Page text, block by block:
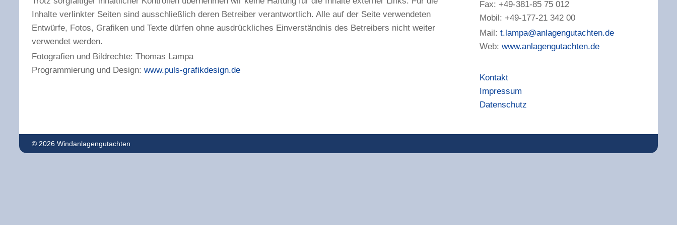
Inhalte verlinkter Seiten sind ausschließlich deren Betreiber verantwortlich. Alle auf der Seite verwendeten
Entwürfe, Fotos, Grafiken und Texte dürfen ohne ausdrückliches Einverständnis des Betreibers nicht weiter
verwendet werden.
Fotografien und Bildrechte: Thomas Lampa
Programmierung und Design: www.puls-grafikdesign.de
Fax: +49-381-85 75 012
Mobil: +49-177-21 342 00
Mail:t.lampa@anlagengutachten.de
Web:www.anlagengutachten.de
Kontakt
Impressum
Datenschutz
© 2026 Windanlagengutachten